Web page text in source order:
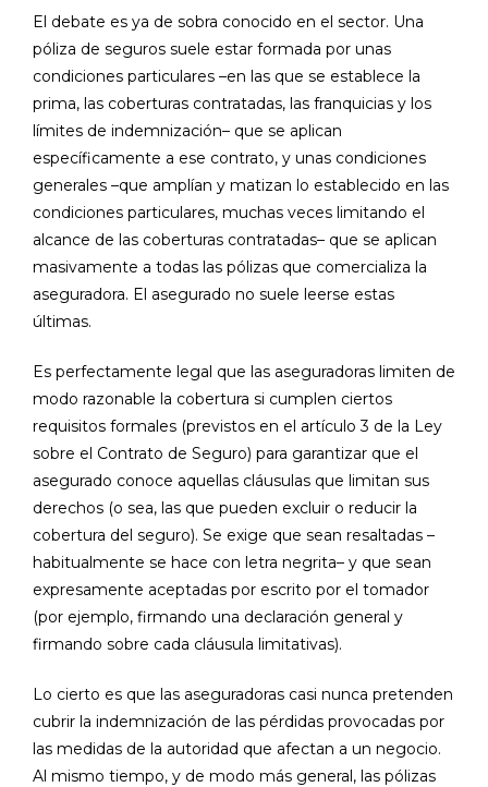
El debate es ya de sobra conocido en el sector. Una
póliza de seguros suele estar formada por unas
condiciones particulares –en las que se establece la
prima, las coberturas contratadas, las franquicias y los
límites de indemnización– que se aplican
específicamente a ese contrato, y unas condiciones
generales –que amplían y matizan lo establecido en las
condiciones particulares, muchas veces limitando el
alcance de las coberturas contratadas– que se aplican
masivamente a todas las pólizas que comercializa la
aseguradora. El asegurado no suele leerse estas
últimas.
Es perfectamente legal que las aseguradoras limiten de
modo razonable la cobertura si cumplen ciertos
requisitos formales (previstos en el artículo 3 de la Ley
sobre el Contrato de Seguro) para garantizar que el
asegurado conoce aquellas cláusulas que limitan sus
derechos (o sea, las que pueden excluir o reducir la
cobertura del seguro). Se exige que sean resaltadas –
habitualmente se hace con letra negrita– y que sean
expresamente aceptadas por escrito por el tomador
(por ejemplo, firmando una declaración general y
firmando sobre cada cláusula limitativas).
Lo cierto es que las aseguradoras casi nunca pretenden
cubrir la indemnización de las pérdidas provocadas por
las medidas de la autoridad que afectan a un negocio.
Al mismo tiempo, y de modo más general, las pólizas